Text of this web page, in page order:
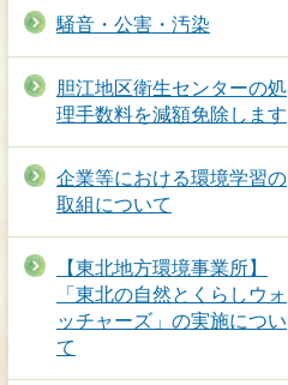
騒音・公害・汚染
胆江地区衛生センターの処
理手数料を減額免除します
企業等における環境学習の
取組について
【東北地方環境事業所】
「東北の自然とくらしウォ
ッチャーズ」の実施につい
て